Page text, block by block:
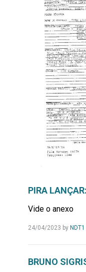
PIRA
Vide o anexo
24/04/2023 by NDT1
BRUNO